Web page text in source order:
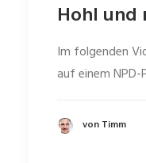
Hohl und
Im folgenden
auf einem
von Timm